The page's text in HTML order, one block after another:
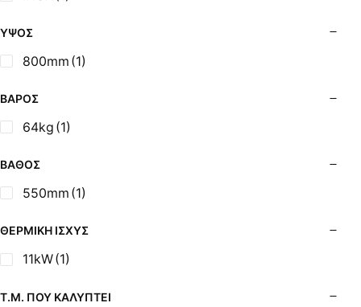
Σόμπες Ξύλου από Ατσάλι με Φούρνο
Σόμπες Πετρελαίου (Alfatherm)
Σόμπες Πετρελαίου (Assos)
Σόμπες Πετρελαίου (StarStoves)
Σόμπες Πετρελαίου (ΟΒΕΛ)
Σόμπες Πετρελαίου Αερόθερμες (Agorastos)
Σόμπες Υγραερίου
Σούβλες - Εργαλεία Ψησίματος BBQ
Σωλήνες (Μπουριά), Εξαρτήματα Σόμπας
Τζάκια - Εστίες
ΎΨΟΣ
800mm (1)
ΒΆΡΟΣ
64kg (1)
ΒΆΘΟΣ
550mm (1)
ΘΕΡΜΙΚΉ ΙΣΧΎΣ
11kW(1)
Τ.Μ. ΠΟΥ ΚΑΛΎΠΤΕΙ